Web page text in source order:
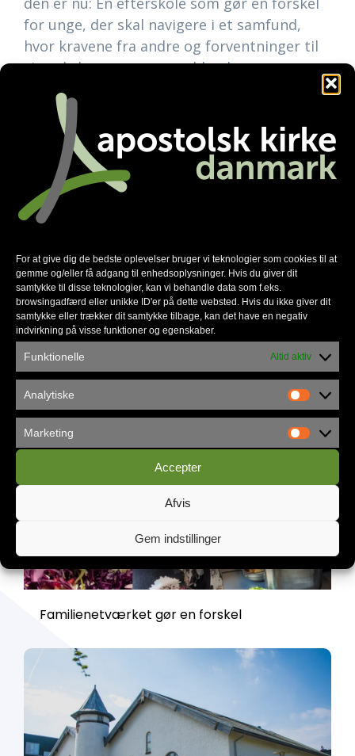
For at give dig de bedste oplevelser bruger vi teknologier som cookies til at
gemme og/eller få adgang til enhedsoplysninger. Hvis du giver dit
samtykke til disse teknologier, kan vi behandle data som f.eks.
browsingadfærd eller unikke ID'er på dette websted. Hvis du ikke giver dit
samtykke eller trækker dit samtykke tilbage, kan det have en negativ
indvirkning på visse funktioner og egenskaber.
Funktionelle Altid aktiv
Analytiske
Marketing
Accepter
Afvis
Gem indstillinger
for unge, der skal navigere i et samfund,
hvor kravene fra andre og forventninger til
sig selv kan være overvældende.
Bestyrelsen for Skovbo Efterskole begynder
nu en ansættelsesproces for at finde en ny
forstander. En epoke er slut, og skolen står
på trinnet til en ny tid. Skovbo har fortsat
sin dygtige medarbejderstab og sit stærke
DNA intakt, og de glæder sig til at være
skole for de mange kommende elevhold.
Anbefalede nyheder
Familienetværket gør en forskel